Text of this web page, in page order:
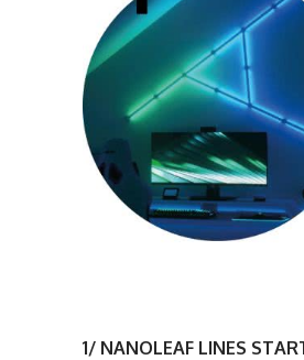
1/ NANOLEAF LINES